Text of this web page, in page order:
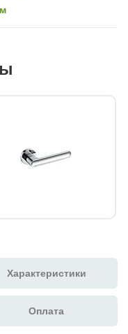
Характеристики
Оплата